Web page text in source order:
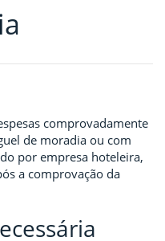
comprovadamente
de moradia ou com
por empresa hoteleira,
a comprovação da